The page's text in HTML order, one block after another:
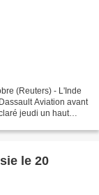
(Reuters) - L'Inde
Aviation avant
jeudi un haut
le 20